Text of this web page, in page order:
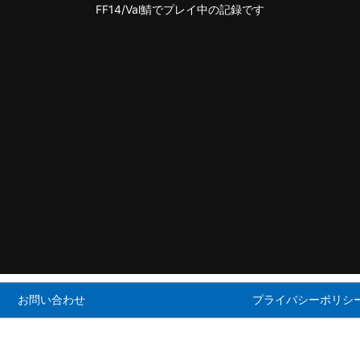
FF14/Val鯖でプレイ中の記録です
お問い合わせ プライバシーポリシ